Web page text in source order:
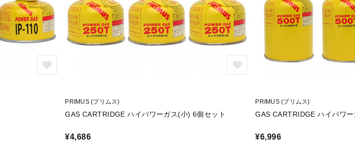
PRIMUS (プリムス)
GAS CARTRIDGE ハイパワーガス(小) 6個セット
¥4,686
PRIMUS (プリムス)
GAS CARTRIDGE ハイパワ
¥6,996